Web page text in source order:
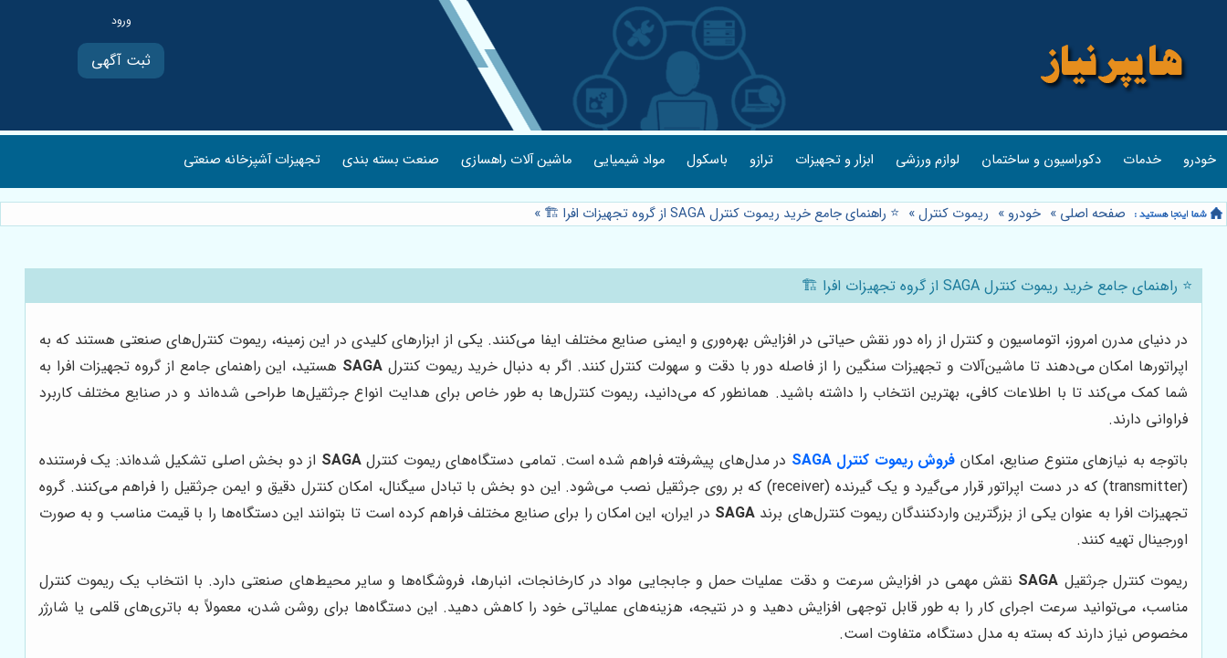
ثبت آگهی
خودرو خدمات دکوراسیون و ساختمان لوازم ورزشی ابزار و تجهیزات ترازو باسکول مواد شیمیایی ماشین آلات راهسازی صنعت بسته بندی تجهیزات آشپزخانه صنعتی
صفحه اصلی » خودرو » ریموت کنترل» ⭐️ راهنمای جامع خرید ریموت کنترل SAGA از گروه تجهیزات افرا 🏗️ »
⭐️ راهنمای جامع خرید ریموت کنترل SAGA از گروه تجهیزات افرا 🏗️
در دنیای مدرن امروز، اتوماسیون و کنترل از راه دور نقش حیاتی در افزایش بهره‌وری و ایمنی صنایع مختلف ایفا می‌کنند. یکی از ابزارهای کلیدی در این زمینه، ریموت کنترل‌های صنعتی هستند که به
اپراتورها امکان می‌دهند تا ماشین‌آلات و تجهیزات سنگین را از فاصله دور با دقت و سهولت کنترل کنند. اگر به دنبال خرید ریموت کنترل SAGA هستید، این راهنمای جامع از گروه تجهیزات افرا به
شما کمک می‌کند تا با اطلاعات کافی، بهترین انتخاب را داشته باشید. همانطور که می‌دانید، ریموت کنترل‌ها به طور خاص برای هدایت انواع جرثقیل‌ها طراحی شده‌اند و در صنایع مختلف کاربرد
فراوانی دارند.
باتوجه به نیازهای متنوع صنایع، امکان فروش ریموت کنترل SAGA در مدل‌های پیشرفته فراهم شده است. تمامی دستگاه‌های ریموت کنترلSAGA از دو بخش اصلی تشکیل شده‌اند: یک فرستنده
(transmitter) که در دست اپراتور قرار می‌گیرد و یک گیرنده (receiver) که بر روی جرثقیل نصب می‌شود. این دو بخش با تبادل سیگنال، امکان کنترل دقیق و ایمن جرثقیل را فراهم می‌کنند. گروه
تجهیزات افرا به عنوان یکی از بزرگترین واردکنندگان ریموت کنترل‌های برند SAGA در ایران، این امکان را برای صنایع مختلف فراهم کرده است تا بتوانند این دستگاه‌ها را با قیمت مناسب و به صورت
اورجینال تهیه کنند.
ریموت کنترل جرثقیل SAGA نقش مهمی در افزایش سرعت و دقت عملیات حمل و جابجایی مواد در کارخانجات، انبارها، فروشگاه‌ها و سایر محیط‌های صنعتی دارد. با انتخاب یک ریموت کنترل
مناسب، می‌توانید سرعت اجرای کار را به طور قابل توجهی افزایش دهید و در نتیجه، هزینه‌های عملیاتی خود را کاهش دهید. این دستگاه‌ها برای روشن شدن، معمولاً به باتری‌های قلمی یا شارژر
مخصوص نیاز دارند که بسته به مدل دستگاه، متفاوت است.